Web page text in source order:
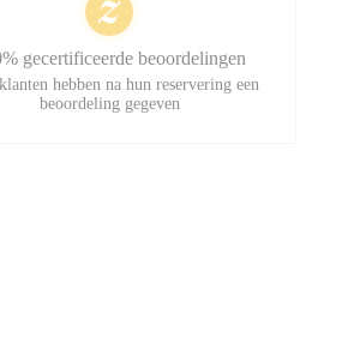
gecertificeerde beoordelingen
hebben na hun reservering een
beoordeling gegeven